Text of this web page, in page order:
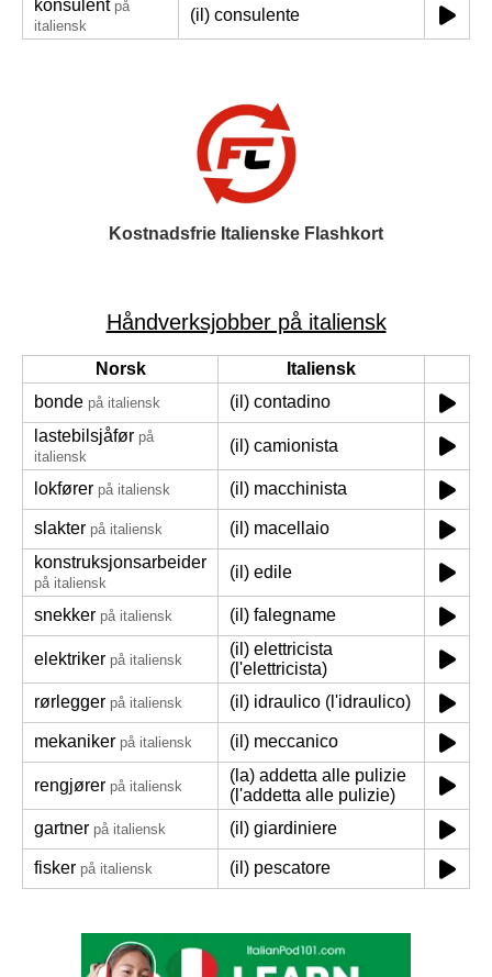
konsulent på
italiensk
(il) consulente
Kostnadsfrie Italienske Flashkort
Håndverksjobber på italiensk
Norsk
Italiensk
bonde på italiensk
(il) contadino
lastebilsjåfør på
italiensk
(il) camionista
lokfører på italiensk (il) macchinista
slakter på italiensk
(il) macellaio
konstruksjonsarbeider
på italiensk
(il) edile
snekker på italiensk (il) falegname
elektriker på italiensk
(il) elettricista
(l'elettricista)
rørlegger på italiensk (il) idraulico (l'idraulico)
mekaniker på italiensk (il) meccanico
rengjører på italiensk
(la) addetta alle pulizie
(l'addetta alle pulizie)
gartner på italiensk (il) giardiniere
fisker på italiensk (il) pescatore